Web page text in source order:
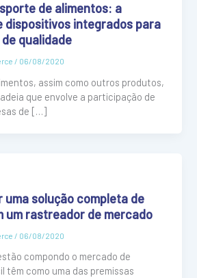
de alimentos: a
dispositivos integrados para
qualidade
/ 06/08/2020
assim como outros produtos,
que envolve a participação de
de […]
uma solução completa de
um rastreador de mercado
/ 06/08/2020
compondo o mercado de
têm como uma das premissas